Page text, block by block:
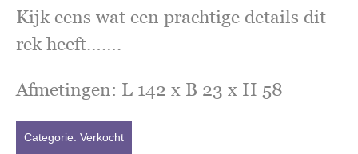
Kijk eens wat een prachtige details dit
rek heeft…….
Afmetingen: L 142 x B 23 x H 58
Categorie: Verkocht